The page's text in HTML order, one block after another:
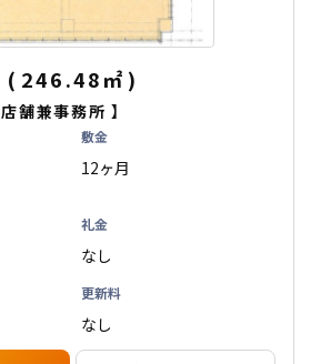
( 246.48㎡ )
店舗兼事務所 】
敷金
12ヶ月
礼金
なし
更新料
なし